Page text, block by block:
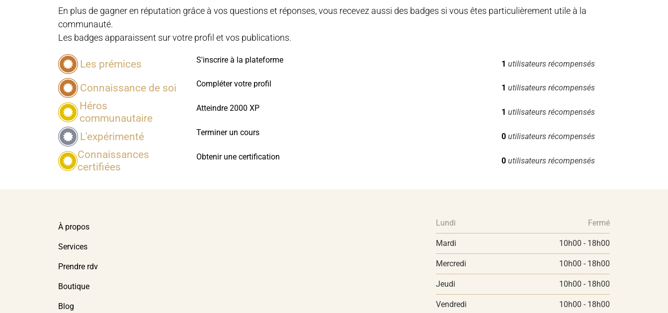
En plus de gagner en réputation grâce à vos questions et réponses, vous recevez aussi des badges si vous êtes particulièrement utile à la
communauté.
Les badges apparaissent sur votre profil et vos publications.
Les prémices S'inscrire à la plateforme 1 utilisateurs récompensés
Connaissance de soi Compléter votre profil 1 utilisateurs récompensés
Héros
communautaire
Atteindre 2000 XP 1 utilisateurs récompensés
L'expérimenté Terminer un cours 0 utilisateurs récompensés
Connaissances
certifiées
Obtenir une certification 0 utilisateurs récompensés
À propos
Services
Prendre rdv
Boutique
Blog
Lundi Fermé
Mardi 10h00 - 18h00
Mercredi 10h00 - 18h00
Jeudi 10h00 - 18h00
Vendredi 10h00 - 18h00